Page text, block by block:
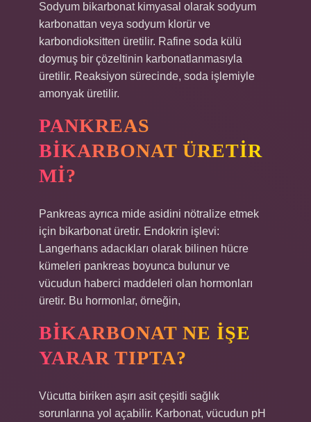
Sodyum bikarbonat kimyasal olarak sodyum
karbonattan veya sodyum klorür ve
karbondioksitten üretilir. Rafine soda külü
doymuş bir çözeltinin karbonatlanmasıyla
üretilir. Reaksiyon sürecinde, soda işlemiyle
amonyak üretilir.
PANKREAS
BIKARBONAT ÜRETIR
MI?
Pankreas ayrıca mide asidini nötralize etmek
için bikarbonat üretir. Endokrin işlevi:
Langerhans adacıkları olarak bilinen hücre
kümeleri pankreas boyunca bulunur ve
vücudun haberci maddeleri olan hormonları
üretir. Bu hormonlar, örneğin,
BIKARBONAT NE IŞE
YARAR TIPTA?
Vücutta biriken aşırı asit çeşitli sağlık
sorunlarına yol açabilir. Karbonat, vücudun pH